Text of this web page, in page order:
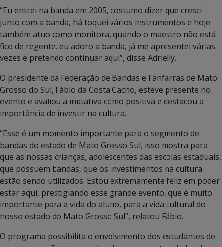
“Eu entrei na banda em 2005, costumo dizer que cresci
junto com a banda, há toquei vários instrumentos e hoje
também atuo como monitora, quando o maestro não está
fico de regente, eu adoro a banda, já me apresentei várias
vezes e pretendo continuar aqui”, disse Adrielly.
O presidente da Federação de Bandas e Fanfarras de Mato
Grosso do Sul, Fábio da Costa Cacho, esteve presente no
evento e avaliou a iniciativa como positiva e destacou a
importância de investir na cultura.
“Esse é um momento importante para o segmento de
bandas do estado de Mato Grosso Sul, isso mostra para
que as nossas crianças, adolescentes das escolas estaduais,
que possuem bandas, que os investimentos na cultura
estão sendo utilizados. Estou extremamente feliz em poder
estar aqui, prestigiando esse grande evento, que é muito
importante para a vida do aluno, para a vida cultural do
nosso estado do Mato Grosso Sul”, relatou Fábio.
O programa possibilita o envolvimento dos estudantes de